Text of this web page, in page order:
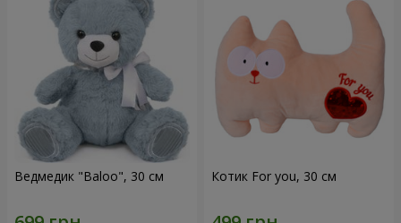
Ведмедик "Baloo", 30 см Котик For you, 30 см